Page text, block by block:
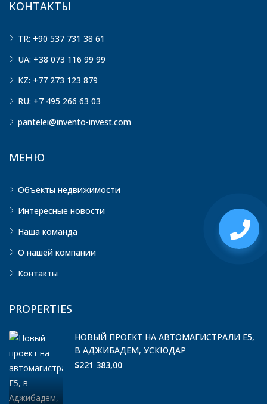
КОНТАКТЫ
TR: +90 537 731 38 61
UA: +38 073 116 99 99
KZ: +77 273 123 879
RU: +7 495 266 63 03
pantelei@invento-invest.com
МЕНЮ
Объекты недвижимости
Интересные новости
Наша команда
О нашей компании
Контакты
PROPERTIES
НОВЫЙ ПРОЕКТ НА АВТОМАГИСТРАЛИ E5,
В АДЖИБАДЕМ, УСКЮДАР
$221 383,00